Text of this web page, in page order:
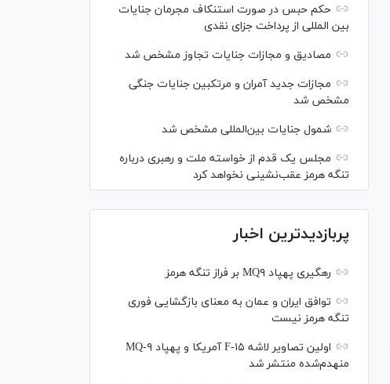
حکم حبس در صورت استنکاف مجرمان جنایات
بین المللی از پرداخت جزای نقدی
مصادیق و مجازات جنایات تجاوز مشخص شد
مجازات جدید آمران و مرتکبین جنایات جنگی
مشخص شد
شمول جنایات بین‌المللی مشخص شد
مجلس یک قدم از خواسته ملت و رهبری درباره
تنگه هرمز عقب‌نشینی نخواهد کرد
پربازدیدترین اخبار
رهگیری پهپاد MQ۹ بر فراز تنگه هرمز
توافق ایران و عمان به معنای بازگشایی فوری
تنگه هرمز نیست
اولین تصاویر لاشه F-۱۵ آمریکا و پهپاد MQ-۹
منهدم‌شده منتشر شد